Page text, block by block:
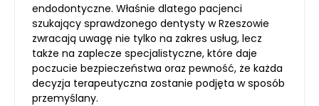
endodontyczne. Właśnie dlatego pacjenci
szukający sprawdzonego dentysty w Rzeszowie
zwracają uwagę nie tylko na zakres usług, lecz
także na zaplecze specjalistyczne, które daje
poczucie bezpieczeństwa oraz pewność, że każda
decyzja terapeutyczna zostanie podjęta w sposób
przemyślany.